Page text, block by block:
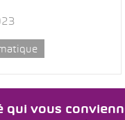
qui vous